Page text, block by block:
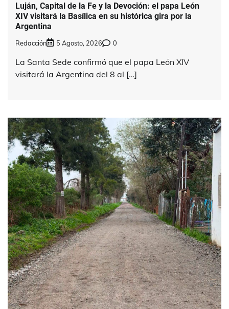
Luján, Capital de la Fe y la Devoción: el papa León
XIV visitará la Basílica en su histórica gira por la
Argentina
Redacción 5 Agosto, 2026 0
La Santa Sede confirmó que el papa León XIV
visitará la Argentina del 8 al […]